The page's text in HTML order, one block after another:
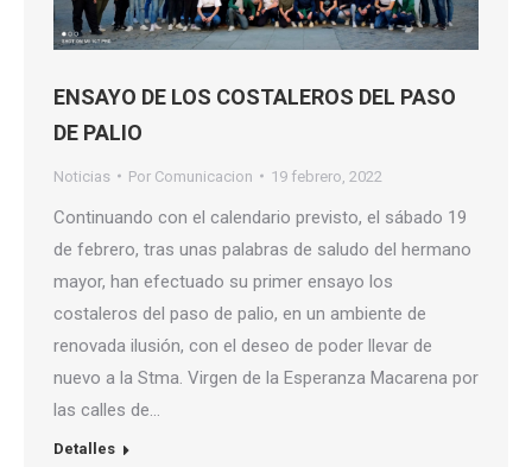
ENSAYO DE LOS COSTALEROS DEL PASO
DE PALIO
Noticias Por Comunicacion 19 febrero, 2022
Continuando con el calendario previsto, el sábado 19
de febrero, tras unas palabras de saludo del hermano
mayor, han efectuado su primer ensayo los
costaleros del paso de palio, en un ambiente de
renovada ilusión, con el deseo de poder llevar de
nuevo a la Stma. Virgen de la Esperanza Macarena por
las calles de…
Detalles